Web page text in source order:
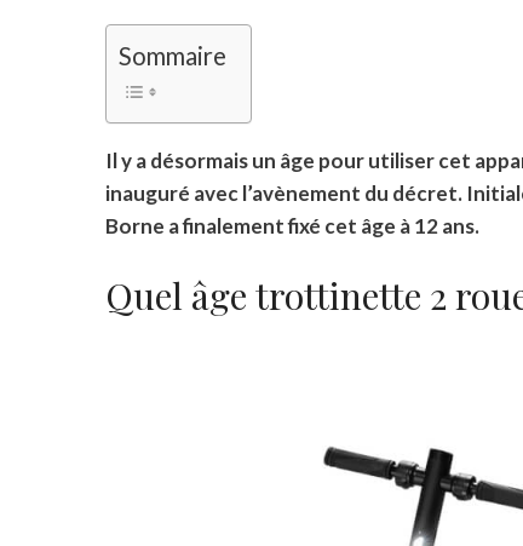
Sommaire
Il y a désormais un âge pour utiliser cet
inauguré avec l’avènement du décret.
Borne a finalement fixé cet âge à 12 ans.
Quel âge trottinette 2